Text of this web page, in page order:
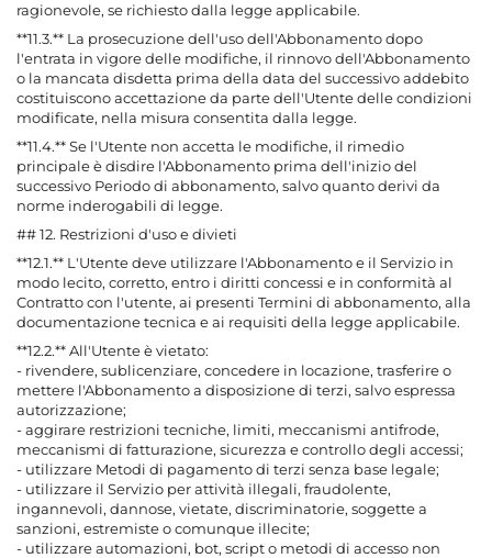
ragionevole, se richiesto dalla legge applicabile.
**11.3.** La prosecuzione dell'uso dell'Abbonamento dopo
l'entrata in vigore delle modifiche, il rinnovo dell'Abbonamento
o la mancata disdetta prima della data del successivo addebito
costituiscono accettazione da parte dell'Utente delle condizioni
modificate, nella misura consentita dalla legge.
**11.4.** Se l'Utente non accetta le modifiche, il rimedio
principale è disdire l'Abbonamento prima dell'inizio del
successivo Periodo di abbonamento, salvo quanto derivi da
norme inderogabili di legge.
## 12. Restrizioni d'uso e divieti
**12.1.** L'Utente deve utilizzare l'Abbonamento e il Servizio in
modo lecito, corretto, entro i diritti concessi e in conformità al
Contratto con l'utente, ai presenti Termini di abbonamento, alla
documentazione tecnica e ai requisiti della legge applicabile.
**12.2.** All'Utente è vietato:
- rivendere, sublicenziare, concedere in locazione, trasferire o
mettere l'Abbonamento a disposizione di terzi, salvo espressa
autorizzazione;
- aggirare restrizioni tecniche, limiti, meccanismi antifrode,
meccanismi di fatturazione, sicurezza e controllo degli accessi;
- utilizzare Metodi di pagamento di terzi senza base legale;
- utilizzare il Servizio per attività illegali, fraudolente,
ingannevoli, dannose, vietate, discriminatorie, soggette a
sanzioni, estremiste o comunque illecite;
- utilizzare automazioni, bot, script o metodi di accesso non